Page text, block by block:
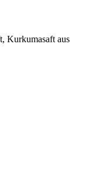
Kurkumasaft aus